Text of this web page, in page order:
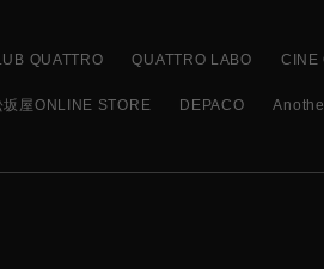
QUATTRO QUATTRO LABO CINE
坂屋ONLINE STORE DEPACO